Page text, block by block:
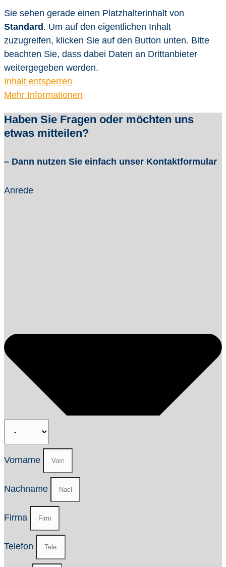
Sie sehen gerade einen Platzhalterinhalt von
Standard. Um auf den eigentlichen Inhalt
zuzugreifen, klicken Sie auf den Button unten. Bitte
beachten Sie, dass dabei Daten an Drittanbieter
weitergegeben werden.
Inhalt entsperren
Mehr Informationen
Haben Sie Fragen oder möchten uns
etwas mitteilen?
– Dann nutzen Sie einfach unser Kontaktformular
Anrede
Vorname
Nachname
Firma
Telefon